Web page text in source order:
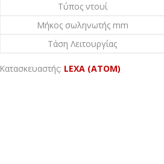
Τύπος ντουί
Μήκος σωληνωτής mm
Τάση Λειτουργίας
Κατασκευαστής: LEXA (ATOM)